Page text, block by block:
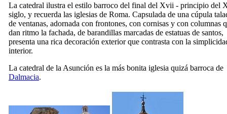
La catedral ilustra el estilo barroco del final del Xvii - principio del
siglo, y recuerda las iglesias de Roma. Capsulada de una cúpula
de ventanas, adornada con frontones, con cornisas y con columnas
dan ritmo la fachada, de barandillas marcadas de estatuas de santos,
presenta una rica decoración exterior que contrasta con la
interior.
La catedral de la Asunción es la más bonita iglesia quizá barroca de
Dalmacia.